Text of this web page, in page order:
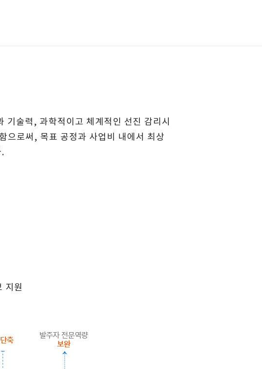
기술력, 과학적이고 체계적인 선진 감리시
으로써, 목표 공정과 사업비 내에서 최상
지원